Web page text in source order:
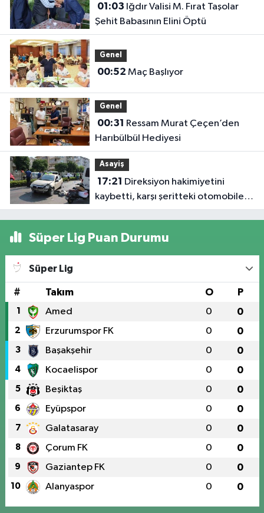
01:03
Şehit Babasının Elini Öptü
Genel
00:52 Maç Başlıyor
Genel
00:31
Harıbülbül Hediyesi
Asayiş
17:21
kaybetti, karşı şeritteki otomobile
çarptı
Süper Lig Puan Durumu
Süper Lig
# Takım O P
1 Amed 0 0
2 Erzurumspor FK 0 0
3 Başakşehir 0 0
4 Kocaelispor 0 0
5 Beşiktaş 0 0
6 Eyüpspor 0 0
7 Galatasaray 0 0
8 Çorum FK 0 0
9 Gaziantep FK 0 0
10 Alanyaspor 0 0